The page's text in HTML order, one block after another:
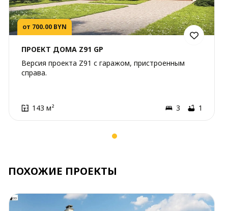
от 700.00 BYN
ПРОЕКТ ДОМА Z91 GP
Версия проекта Z91 с гаражом, пристроенным
справа.
143 м² 3 1
ПОХОЖИЕ ПРОЕКТЫ